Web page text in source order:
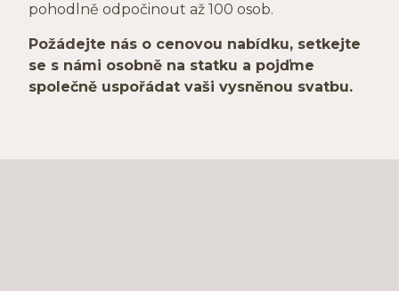
pohodlně odpočinout až 100 osob.
Požádejte nás o cenovou nabídku, setkejte
se s námi osobně na statku a pojďme
společně uspořádat vaši vysněnou svatbu.